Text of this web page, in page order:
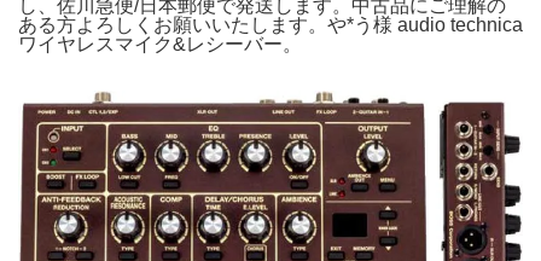
し、佐川急便/日本郵便で発送します。中古品にご理解の
ある方よろしくお願いいたします。や*う様 audio technica
ワイヤレスマイク&レシーバー。